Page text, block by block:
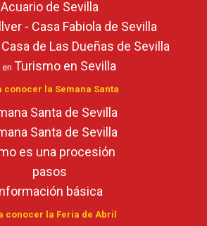
Acuario de Sevilla
- Casa Fabiola de Sevilla
de Las Dueñas de Sevilla
Turismo en Sevilla
conocer la Semana Santa
Santa de Sevilla
Santa de Sevilla
es una procesión
pasos
básica
conocer la Feria de Abril